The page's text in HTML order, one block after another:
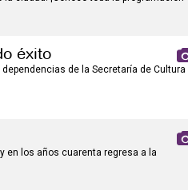
éxito
de la Secretaría de Cultura
en los años cuarenta regresa a la